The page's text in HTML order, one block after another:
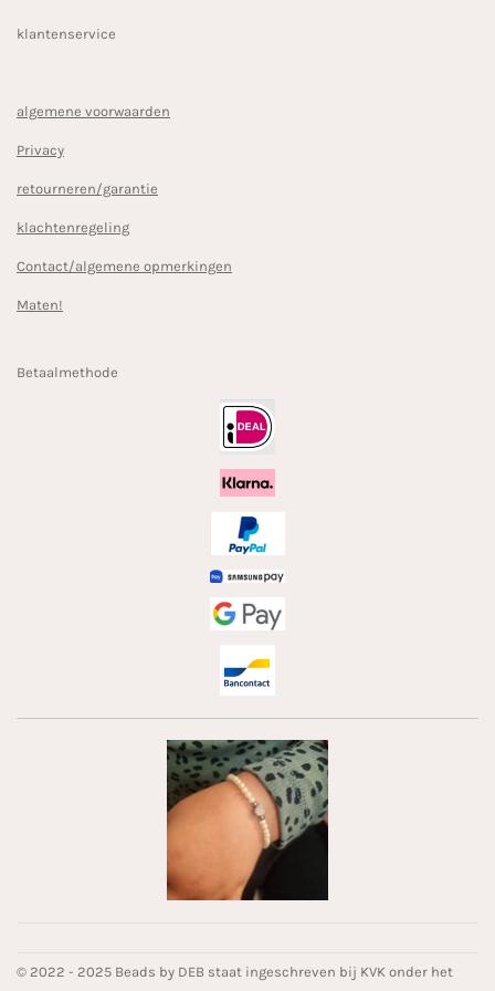
klantenservice
algemene voorwaarden
Privacy
retourneren/garantie
klachtenregeling
Contact/algemene opmerkingen
Maten!
Betaalmethode
© 2022 - 2025 Beads by DEB staat ingeschreven bij KVK onder het